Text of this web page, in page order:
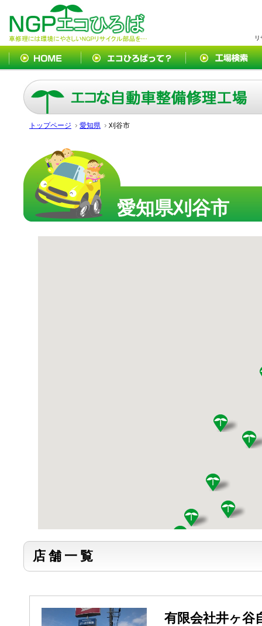
トップページ 愛知県 刈谷市
愛知県刈谷市
店舗一覧
有限会社井